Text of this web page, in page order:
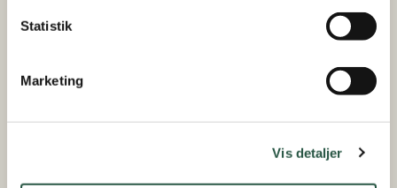
Statistik
Marketing
Vis detaljer
Projektdeltagere
Dava, Mejnerts
Projektperiode